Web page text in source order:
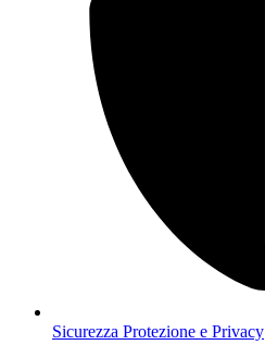
Sicurezza Protezione e Privacy